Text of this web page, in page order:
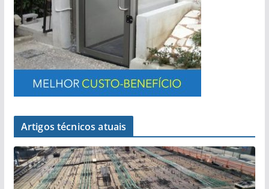
Artigos técnicos atuais